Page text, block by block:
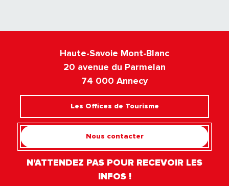
Haute-Savoie Mont-Blanc
20 avenue du Parmelan
74 000 Annecy
Les Offices de Tourisme
Nous contacter
N'ATTENDEZ PAS POUR RECEVOIR LES
INFOS !